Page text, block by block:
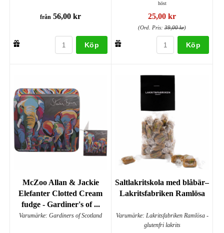
från 56,00 kr
Köp
höst
25,00 kr
(Ord. Pris: 39,00 kr)
Köp
McZoo Allan & Jackie
Elefanter Clotted Cream
fudge - Gardiner's of ...
Varumärke: Gardiners of Scotland
Saltlakritskola med blåbär–
Lakritsfabriken Ramlösa
Varumärke: Lakritsfabriken Ramlösa -
glutenfri lakrits